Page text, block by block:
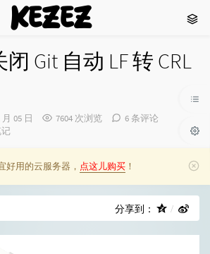
KEZEZ
Git 自动 LF 转 CRL
月 05 日 7604 次浏览
6 条评论
好用的云服务器， 点这儿购买 ！
分享到：